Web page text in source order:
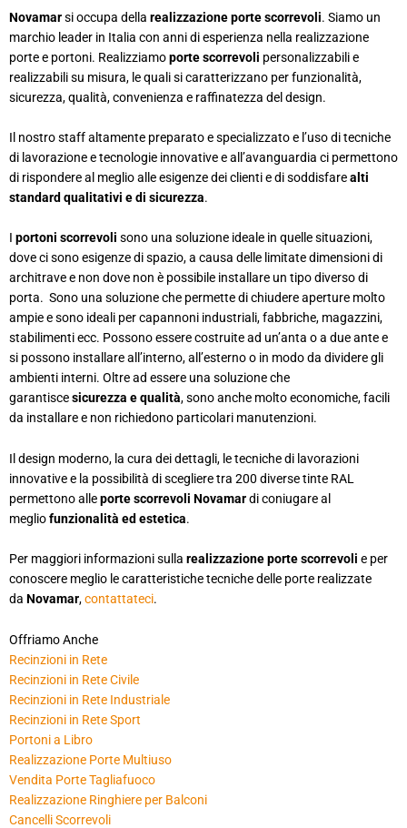
Novamarsi occupa della realizzazione porte scorrevoli. Siamo un
marchio leader in Italia con anni di esperienza nella realizzazione
porte e portoni. Realizziamoporte scorrevoli personalizzabili e
realizzabili su misura, le quali si caratterizzano per funzionalità,
sicurezza, qualità, convenienza e raffinatezza del design.
Il nostro staff altamente preparato e specializzato e l’uso di tecniche
di lavorazione e tecnologie innovative e all’avanguardia ci permettono
di rispondere al meglio alle esigenze dei clienti e di soddisfarealti
standard qualitativi e di sicurezza.
I portoni scorrevoli sono una soluzione ideale in quelle situazioni,
dove ci sono esigenze di spazio, a causa delle limitate dimensioni di
architrave e non dove non è possibile installare un tipo diverso di
porta. Sono una soluzione che permette di chiudere aperture molto
ampie e sono ideali per capannoni industriali, fabbriche, magazzini,
stabilimenti ecc. Possono essere costruite ad un’anta o a due ante e
si possono installare all’interno, all’esterno o in modo da dividere gli
ambienti interni. Oltre ad essere una soluzione che
garantiscesicurezza e qualità, sono anche molto economiche, facili
da installare e non richiedono particolari manutenzioni.
Il design moderno, la cura dei dettagli, le tecniche di lavorazioni
innovative e la possibilità di scegliere tra 200 diverse tinte RAL
permettono alleporte scorrevoli Novamardi coniugare al
megliofunzionalità ed estetica.
Per maggiori informazioni sulla realizzazione porte scorrevoli e per
conoscere meglio le caratteristiche tecniche delle porte realizzate
da Novamar,contattateci.
Offriamo Anche
Recinzioni in Rete
Recinzioni in Rete Civile
Recinzioni in Rete Industriale
Recinzioni in Rete Sport
Portoni a Libro
Realizzazione Porte Multiuso
Vendita Porte Tagliafuoco
Realizzazione Ringhiere per Balconi
Cancelli Scorrevoli